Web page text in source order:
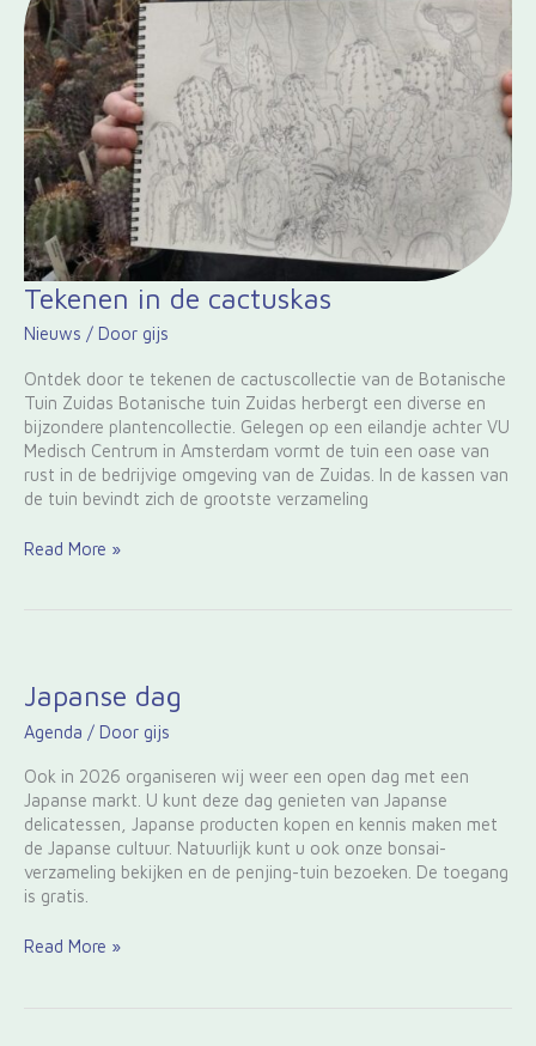
Tekenen in de cactuskas
Nieuws / Door gijs
Ontdek door te tekenen de cactuscollectie van de Botanische
Tuin Zuidas Botanische tuin Zuidas herbergt een diverse en
bijzondere plantencollectie. Gelegen op een eilandje achter VU
Medisch Centrum in Amsterdam vormt de tuin een oase van
rust in de bedrijvige omgeving van de Zuidas. In de kassen van
de tuin bevindt zich de grootste verzameling
Tekenen
in
de
Read More »
Japanse dag
Agenda / Door gijs
Ook in 2026 organiseren wij weer een open dag met een
Japanse markt. U kunt deze dag genieten van Japanse
delicatessen, Japanse producten kopen en kennis maken met
de Japanse cultuur. Natuurlijk kunt u ook onze bonsai-
verzameling bekijken en de penjing-tuin bezoeken. De toegang
is gratis.
Japanse
dag
Read More »